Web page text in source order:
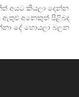
අයට කියලා දෙන්න
ඇතුළු අනෙකුත් පිළිබද
දේ හොයලා බලන